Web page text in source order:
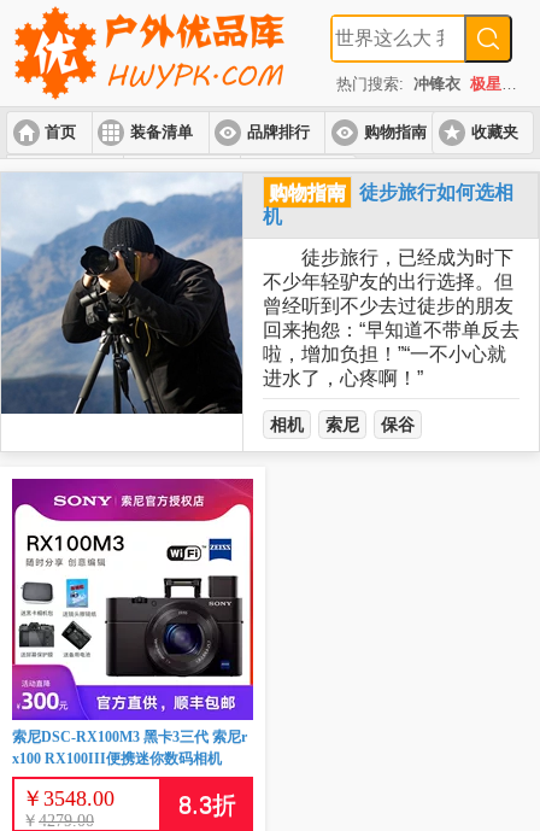
热门搜索: 冲锋衣 极星
首页 装备清单 品牌排行 购物指南
入门套装 进阶套装 高端套装
收藏夹
购物指南
徒步旅行如何选相
机
徒步旅行，已经成为时下
不少年轻驴友的出行选择。但
曾经听到不少去过徒步的朋友
回来抱怨：“早知道不带单反去
啦，增加负担！”“一不小心就
进水了，心疼啊！”
相机 索尼 保谷
索尼DSC-RX100M3 黑卡3三代 索尼r
x100 RX100III便携迷你数码相机
￥ 3548.00
￥ 4279.00
8.3折